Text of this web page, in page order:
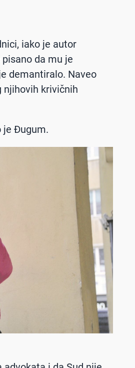
iako je autor
da mu je
demantiralo. Naveo
njihovih krivičnih
je Đugum.